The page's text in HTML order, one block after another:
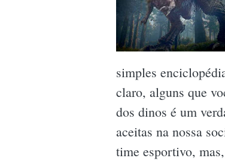
simples
claro, alguns que
dos dinos é um
aceitas na nossa
time esportivo,